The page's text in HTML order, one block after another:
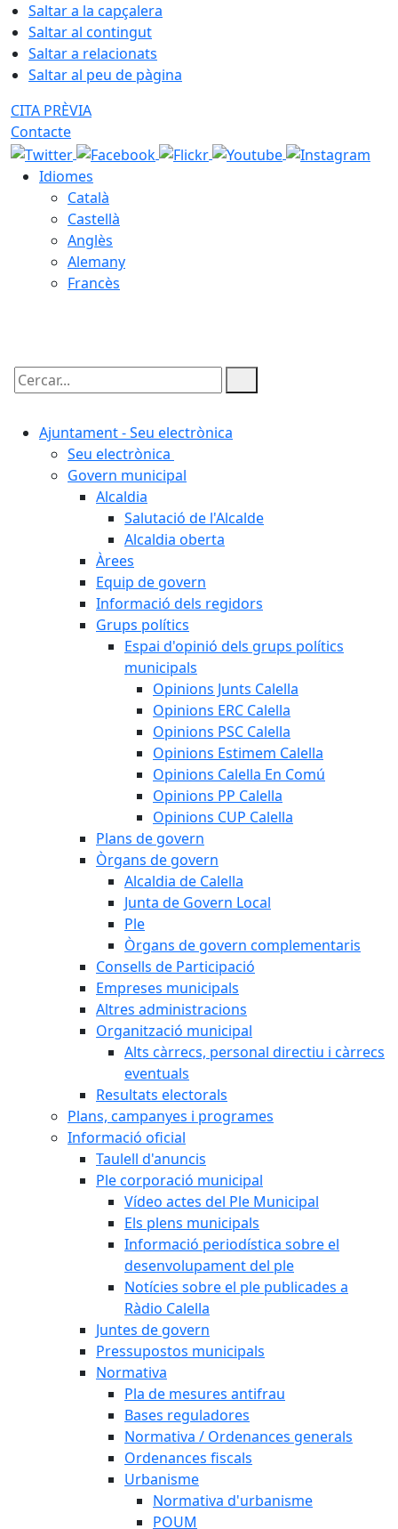
Saltar a la capçalera
Saltar al contingut
Saltar a relacionats
Saltar al peu de pàgina
CITA PRÈVIA
Contacte
Idiomes
Català
Castellà
Anglès
Alemany
Francès
Cercar:
Ajuntament - Seu electrònica
Seu electrònica
Govern municipal
Alcaldia
Salutació de l'Alcalde
Alcaldia oberta
Àrees
Equip de govern
Informació dels regidors
Grups polítics
Espai d'opinió dels grups polítics
municipals
Opinions Junts Calella
Opinions ERC Calella
Opinions PSC Calella
Opinions Estimem Calella
Opinions Calella En Comú
Opinions PP Calella
Opinions CUP Calella
Plans de govern
Òrgans de govern
Alcaldia de Calella
Junta de Govern Local
Ple
Òrgans de govern complementaris
Consells de Participació
Empreses municipals
Altres administracions
Organització municipal
Alts càrrecs, personal directiu i càrrecs
eventuals
Resultats electorals
Plans, campanyes i programes
Informació oficial
Taulell d'anuncis
Ple corporació municipal
Vídeo actes del Ple Municipal
Els plens municipals
Informació periodística sobre el
desenvolupament del ple
Notícies sobre el ple publicades a
Ràdio Calella
Juntes de govern
Pressupostos municipals
Normativa
Pla de mesures antifrau
Bases reguladores
Normativa / Ordenances generals
Ordenances fiscals
Urbanisme
Normativa d'urbanisme
POUM